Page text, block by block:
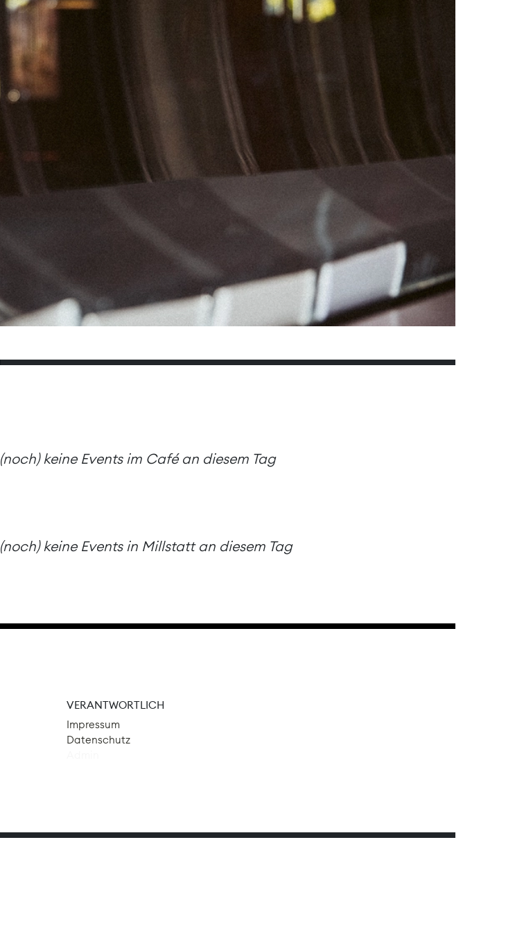
09
12
16 17 18
19
24
26
30 31
(noch) keine Events im Café an diesem Tag
(noch) keine Events in Millstatt an diesem Tag
VERANTWORTLICH
Impressum
Datenschutz